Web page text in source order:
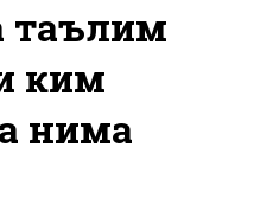
таълим
ким
нима